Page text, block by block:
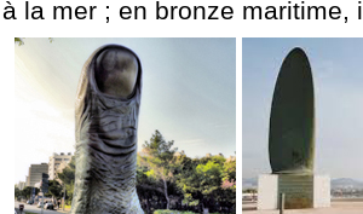
à la mer ; en bronze